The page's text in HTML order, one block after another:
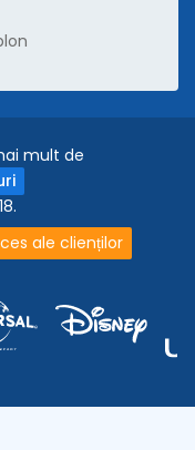
mult de
ale clienților